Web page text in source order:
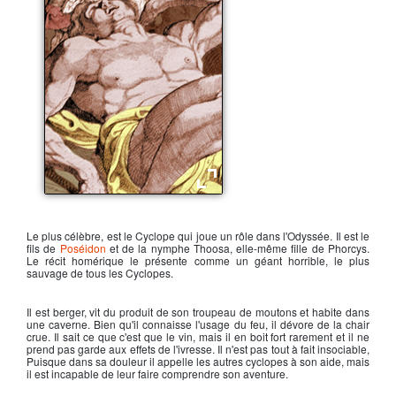
Le plus célèbre, est leCyclope qui joue un rôle dans l'Odyssée. Il est le
fils de Poséidon et de la nymphe Thoosa, elle-même fille de Phorcys.
Le récit homérique le présente comme un géant horrible, le plus
sauvage de tous lesCyclopes.
Il est berger, vit du produit de son troupeau de moutons et habite dans
une caverne. Bien qu'il connaisse l'usage du feu, il dévore de la chair
crue. Il sait ce que c'est que le vin, mais il en boit fort rarement et il ne
prend pas garde aux effets de l'ivresse. Il n'est pas tout à fait insociable,
Puisque dans sa douleur il appelle les autrescyclopesà son aide, mais
il est incapable de leur faire comprendre son aventure.